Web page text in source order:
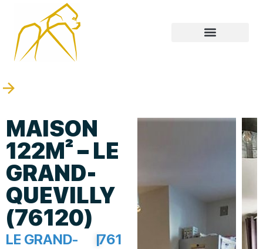
MAISON
122M² – LE
GRAND-
QUEVILLY
(76120)
LE GRAND-
|761